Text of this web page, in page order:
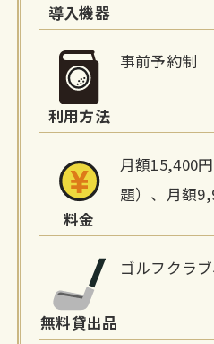
報
導入機器
利用方法
事前予約制
料金
月額15,400
題）、月額
無料貸出品
ゴルフクラ